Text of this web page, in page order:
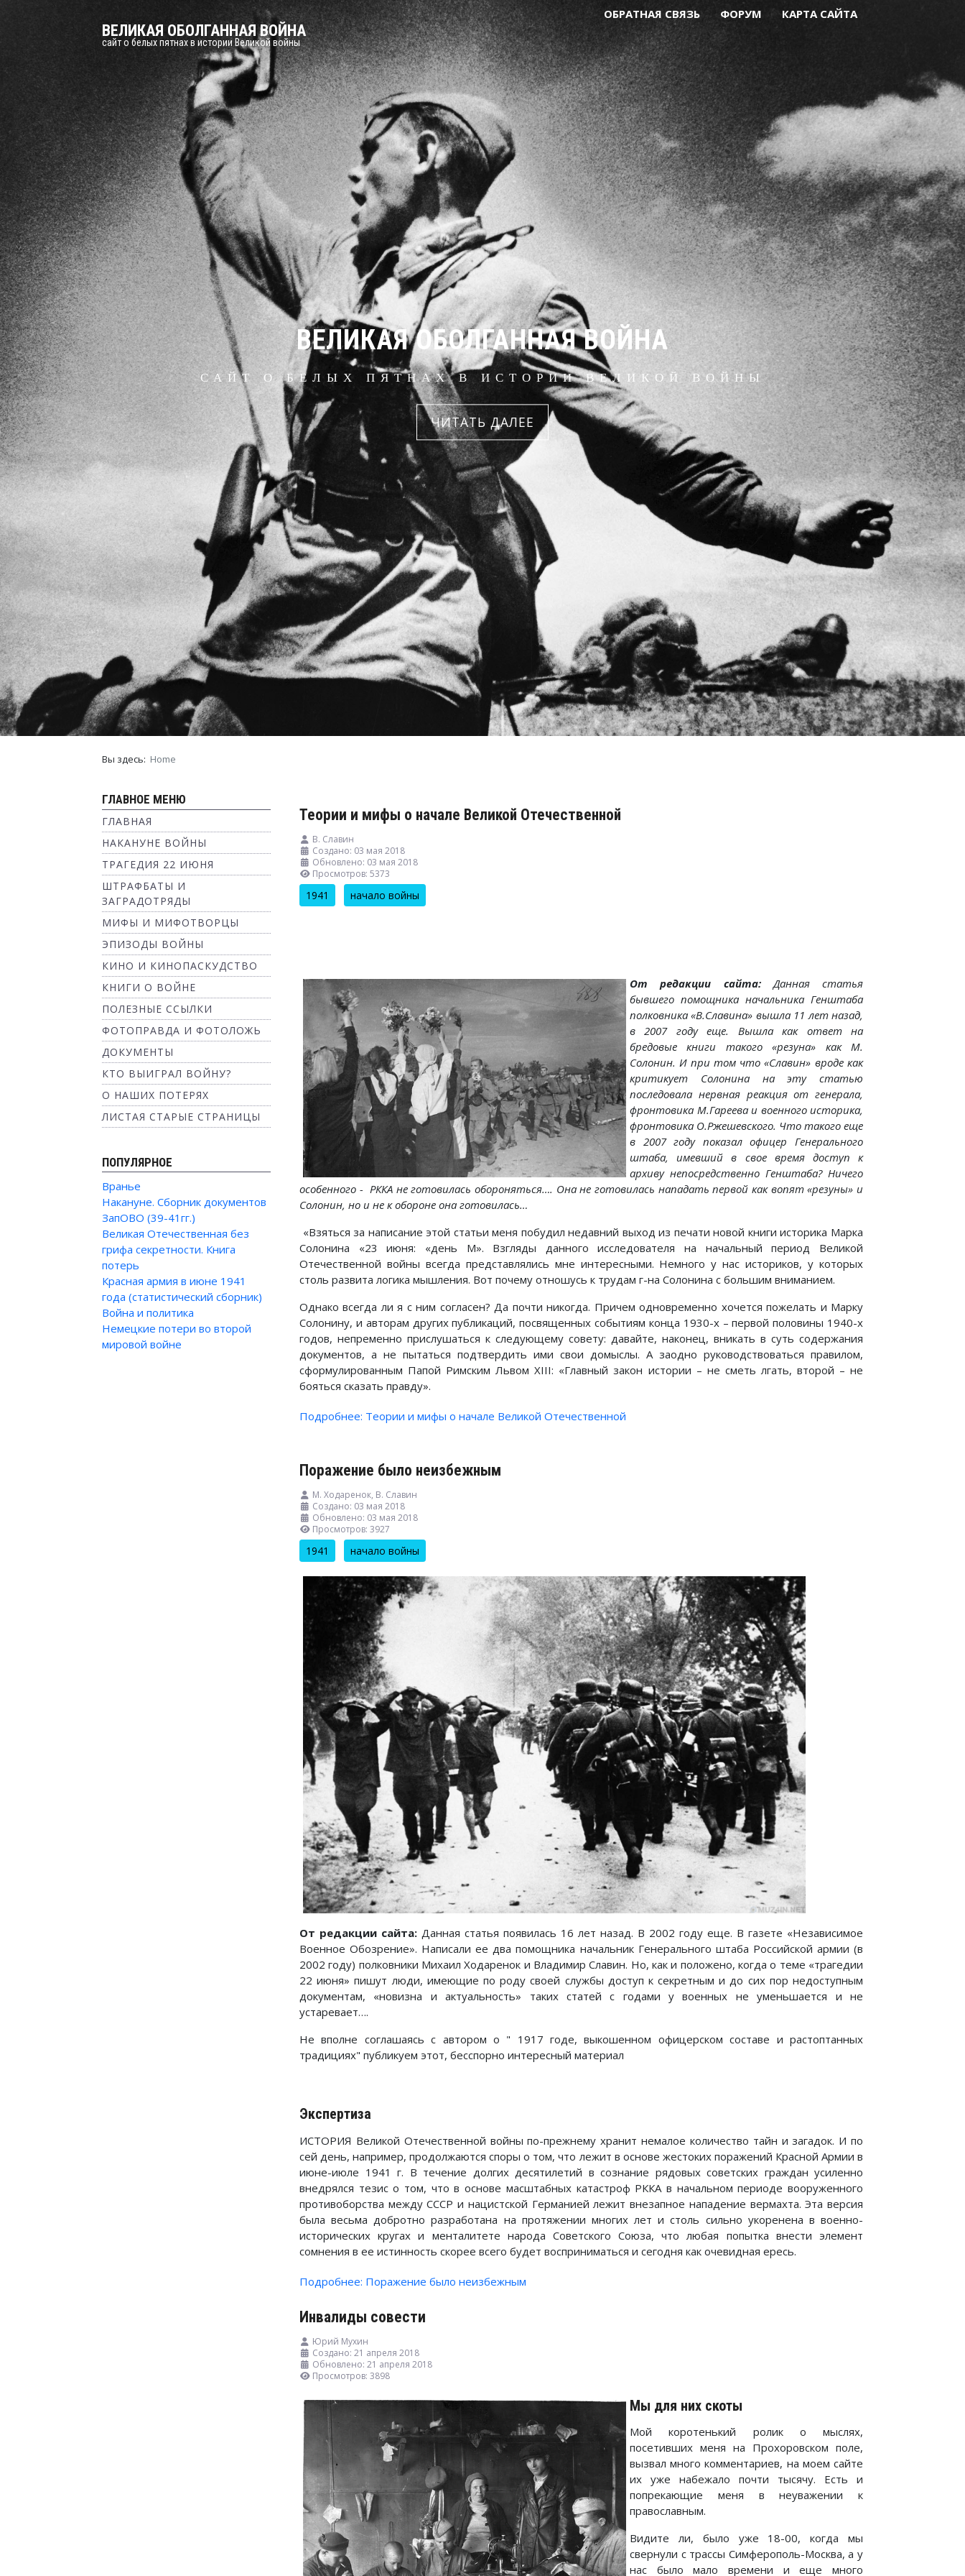
ВЕЛИКАЯ ОБОЛГАННАЯ ВОЙНА
сайт о белых пятнах в истории Великой войны
ОБРАТНАЯ СВЯЗЬ ФОРУМ КАРТА САЙТА
ВЕЛИКАЯ ОБОЛГАННАЯ ВОЙНА
САЙТ О БЕЛЫХ ПЯТНАХ В ИСТОРИИ ВЕЛИКОЙ ВОЙНЫ
ЧИТАТЬ ДАЛЕЕ
Вы здесь: Home
ГЛАВНОЕ МЕНЮ
ГЛАВНАЯ
НАКАНУНЕ ВОЙНЫ
ТРАГЕДИЯ 22 ИЮНЯ
ШТРАФБАТЫ И
ЗАГРАДОТРЯДЫ
МИФЫ И МИФОТВОРЦЫ
ЭПИЗОДЫ ВОЙНЫ
КИНО И КИНОПАСКУДСТВО
КНИГИ О ВОЙНЕ
ПОЛЕЗНЫЕ ССЫЛКИ
ФОТОПРАВДА И ФОТОЛОЖЬ
ДОКУМЕНТЫ
КТО ВЫИГРАЛ ВОЙНУ?
О НАШИХ ПОТЕРЯХ
ЛИСТАЯ СТАРЫЕ СТРАНИЦЫ
ПОПУЛЯРНОЕ
Вранье
Накануне. Сборник документов
ЗапОВО (39-41гг.)
Великая Отечественная без
грифа секретности. Книга
потерь
Красная армия в июне 1941
года (статистический сборник)
Война и политика
Немецкие потери во второй
мировой войне
Теории и мифы о начале Великой Отечественной
В. Славин
Создано: 03 мая 2018
Обновлено: 03 мая 2018
Просмотров: 5373
1941 начало войны
От редакции сайта:Данная статья
бывшего помощника начальника Генштаба
полковника «В.Славина» вышла 11 лет назад,
в 2007 году еще. Вышла как ответ на
бредовые книги такого «резуна» как М.
Солонин. И при том что «Славин» вроде как
критикует Солонина на эту статью
последовала нервная реакция от генерала,
фронтовика М.Гареева и военного историка,
фронтовика О.Ржешевского. Что такого еще
в 2007 году показал офицер Генерального
штаба, имевший в свое время доступ к
архиву непосредственно Генштаба? Ничего
особенного - РККА не готовилась обороняться…. Она не готовилась нападать первой как вопят «резуны» и
Солонин, но и не к обороне она готовилась…
«Взяться за написание этой статьи меня побудил недавний выход из печати новой книги историка Марка
Солонина «23 июня: «день М». Взгляды данного исследователя на начальный период Великой
Отечественной войны всегда представлялись мне интересными. Немного у нас историков, у которых
столь развита логика мышления. Вот почему отношусь к трудам г-на Солонина с большим вниманием.
Однако всегда ли я с ним согласен? Да почти никогда. Причем одновременно хочется пожелать и Марку
Солонину, и авторам других публикаций, посвященных событиям конца 1930-х – первой половины 1940-х
годов, непременно прислушаться к следующему совету: давайте, наконец, вникать в суть содержания
документов, а не пытаться подтвердить ими свои домыслы. А заодно руководствоваться правилом,
сформулированным Папой Римским Львом XIII: «Главный закон истории – не сметь лгать, второй – не
бояться сказать правду».
Подробнее: Теории и мифы о начале Великой Отечественной
Поражение было неизбежным
М. Ходаренок, В. Славин
Создано: 03 мая 2018
Обновлено: 03 мая 2018
Просмотров: 3927
1941 начало войны
От редакции сайта: Данная статья появилась 16 лет назад. В 2002 году еще. В газете «Независимое
Военное Обозрение». Написали ее два помощника начальник Генерального штаба Российской армии (в
2002 году) полковники Михаил Ходаренок и Владимир Славин. Но, как и положено, когда о теме «трагедии
22 июня» пишут люди, имеющие по роду своей службы доступ к секретным и до сих пор недоступным
документам, «новизна и актуальность» таких статей с годами у военных не уменьшается и не
устаревает….
Не вполне соглашаясь с автором о " 1917 годе, выкошенном офицерском составе и растоптанных
традициях" публикуем этот, бесспорно интересный материал
Экспертиза
ИСТОРИЯ Великой Отечественной войны по-прежнему хранит немалое количество тайн и загадок. И по
сей день, например, продолжаются споры о том, что лежит в основе жестоких поражений Красной Армии в
июне-июле 1941 г. В течение долгих десятилетий в сознание рядовых советских граждан усиленно
внедрялся тезис о том, что в основе масштабных катастроф РККА в начальном периоде вооруженного
противоборства между СССР и нацистской Германией лежит внезапное нападение вермахта. Эта версия
была весьма добротно разработана на протяжении многих лет и столь сильно укоренена в военно-
исторических кругах и менталитете народа Советского Союза, что любая попытка внести элемент
сомнения в ее истинность скорее всего будет восприниматься и сегодня как очевидная ересь.
Подробнее: Поражение было неизбежным
Инвалиды совести
Юрий Мухин
Создано: 21 апреля 2018
Обновлено: 21 апреля 2018
Просмотров: 3898
Мы для них скоты
Мой коротенький ролик о мыслях,
посетивших меня на Прохоровском поле,
вызвал много комментариев, на моем сайте
их уже набежало почти тысячу. Есть и
попрекающие меня в неуважении к
православным.
Видите ли, было уже 18-00, когда мы
свернули с трассы Симферополь-Москва, а у
нас было мало времени и еще много